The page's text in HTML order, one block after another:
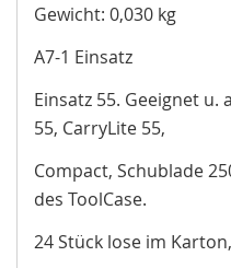
Gewicht: 0,030 kg
A7-1 Einsatz
Einsatz 55. Geeignet u.
55, CarryLite 55,
Compact, Schublade
des ToolCase.
24 Stück lose im